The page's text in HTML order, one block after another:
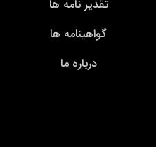
تقدیر نامه ها
گواهینامه ها
درباره ما